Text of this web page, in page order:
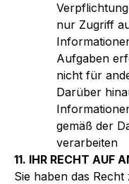
nur Zugriff
Aufgaben
nicht für
Darüber
gemäß der
verarbeiten
11. IHR RECHT AUF
Sie haben das Recht